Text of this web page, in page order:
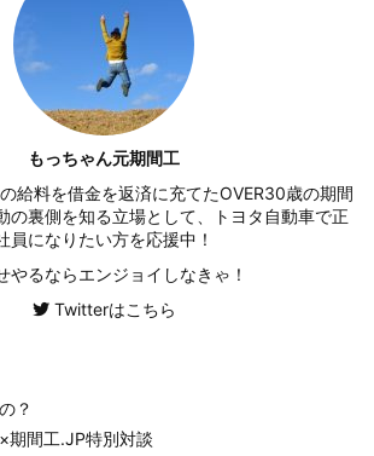
もっちゃん元期間工
給料を借金を返済に充てたOVER30歳の期間
の裏側を知る立場として、トヨタ自動車で正
員になりたい方を応援中！
やるならエンジョイしなきゃ！
Twitterはこちら
？
期間工.JP特別対談